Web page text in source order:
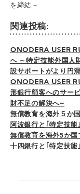
を締結～
関連投稿:
ONODERA USER
へ ～特定技能外国人
設サポートがより円
ONODERA USER
形銀行顧客へのサー
財不足の解決へ~
無償教育を海外５か
阿波銀行と｢特定技
無償教育を海外5か
十四銀行と｢特定技